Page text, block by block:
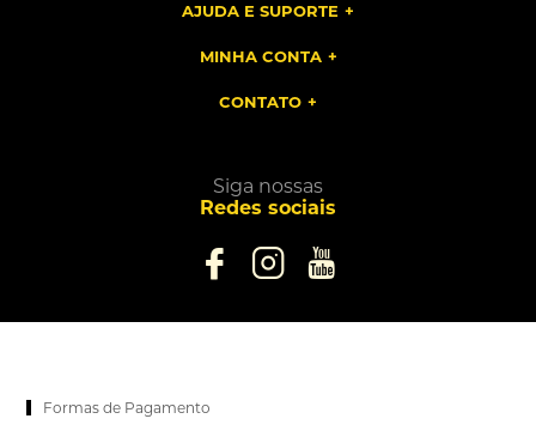
AJUDA E SUPORTE
MINHA CONTA
CONTATO
Siga nossas
Redes sociais
Formas de Pagamento